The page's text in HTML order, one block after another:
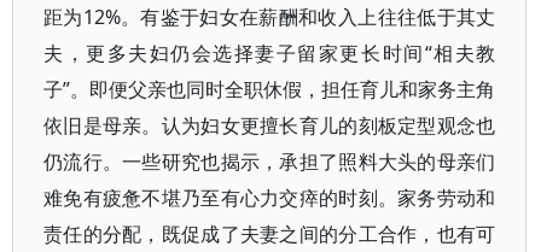
距为12%。有鉴于妇女在薪酬和收入上往往低于其丈
夫，更多夫妇仍会选择妻子留家更长时间“相夫教
子”。即便父亲也同时全职休假，担任育儿和家务主角
依旧是母亲。认为妇女更擅长育儿的刻板定型观念也
仍流行。一些研究也揭示，承担了照料大头的母亲们
难免有疲惫不堪乃至有心力交瘁的时刻。家务劳动和
责任的分配，既促成了夫妻之间的分工合作，也有可